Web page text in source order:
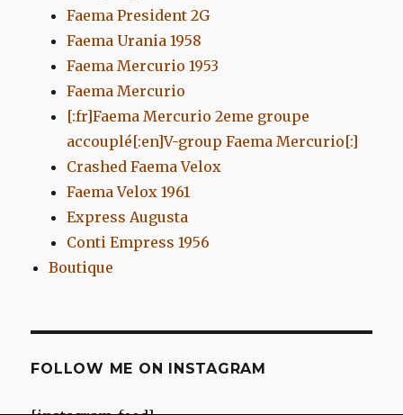
Faema President 2G
Faema Urania 1958
Faema Mercurio 1953
Faema Mercurio
[:fr]Faema Mercurio 2eme groupe
accouplé[:en]V-group Faema Mercurio[:]
Crashed Faema Velox
Faema Velox 1961
Express Augusta
Conti Empress 1956
Boutique
FOLLOW ME ON INSTAGRAM